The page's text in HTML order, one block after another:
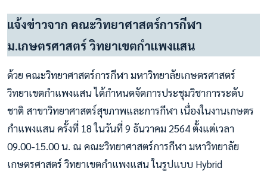
แจ้งข่าวจาก คณะวิทยาศาสตร์การกีฬา
ม.เกษตรศาสตร์ วิทยาเขตกำแพงแสน
ด้วย คณะวิทยาศาสตร์การกีฬา มหาวิทยาลัยเกษตรศาสตร์
วิทยาเขตกำแพงแสน ได้กำหนดจัดการประชุมวิชาการระดับ
ชาติ สาขาวิทยาศาสตร์สุขภาพและการกีฬา เนื่องในงานเกษตร
กำแพงแสน ครั้งที่ 18 ในวันที่ 9 ธันวาคม 2564 ตั้งแต่เวลา
09.00-15.00 น. ณ คณะวิทยาศาสตร์การกีฬา มหาวิทยาลัย
เกษตรศาสตร์ วิทยาเขตกำแพงแสน ในรูปแบบ Hybrid